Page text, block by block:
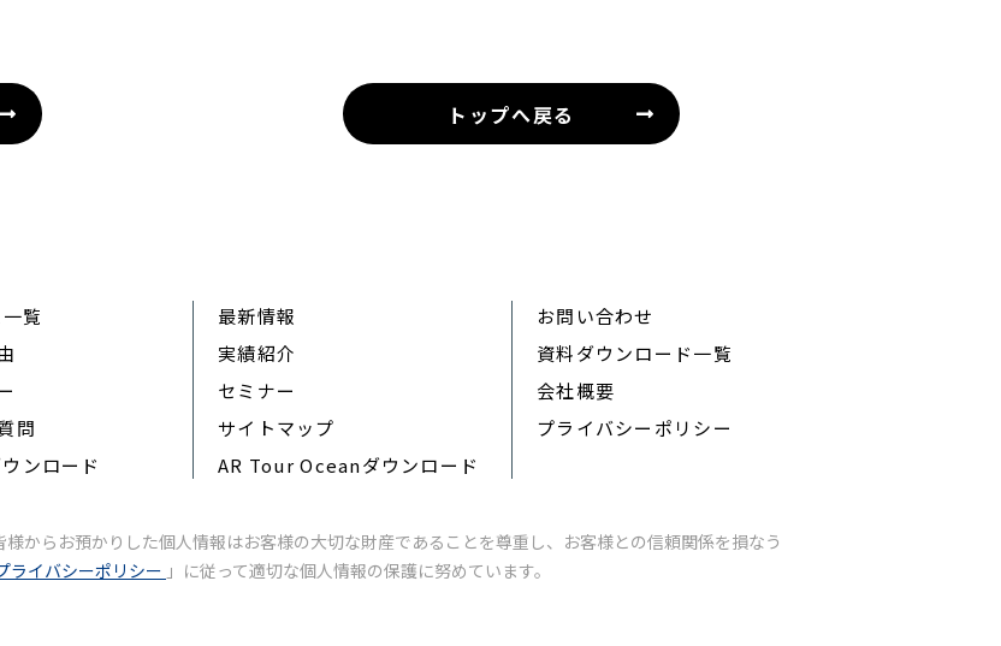
トップへ戻る
覧
問
ンロード
最新情報
実績紹介
セミナー
サイトマップ
AR Tour Oceanダウンロード
お問い合わせ
資料ダウンロード一覧
会社概要
プライバシーポリシー
からお預かりした個人情報はお客様の大切な財産であることを尊重し、お客様との信頼関係を損なう
ライバシーポリシー 」に従って適切な個人情報の保護に努めています。